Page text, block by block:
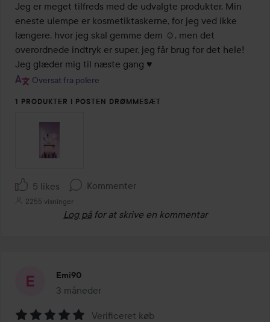
ud
af
5
Jeg er meget tilfreds med de udvalgte produkter. Min
eneste ulempe er kosmetiktaskerne, for jeg ved ikke
længere, hvor jeg skal gemme dem ☺️, men det
overordnede indtryk er super, jeg får brug for det hele!
Jeg glæder mig til næste gang ♥️
Oversat fra polere
1 PRODUKTER I POSTEN DRØMMESÆT
5 likes Kommenter
2255 visninger
Log på for at skrive en kommentar
Emi90
3 måneder
Posten blev oprettet 3 måneder
Verificeret køb